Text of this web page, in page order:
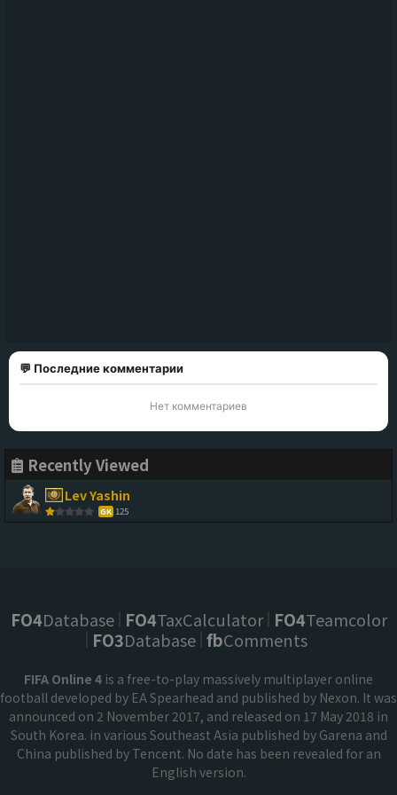
💬 Последние комментарии
Нет комментариев
Recently Viewed
Lev Yashin
GK 125
FO4Database FO4TaxCalculator FO4Teamcolor
FO3Database fbComments
FIFA Online 4 is a free-to-play massively multiplayer online
football developed by EA Spearhead and published by Nexon. It was
announced on 2 November 2017, and released on 17 May 2018 in
South Korea. in various Southeast Asia published by Garena and
China published by Tencent. No date has been revealed for an
English version.